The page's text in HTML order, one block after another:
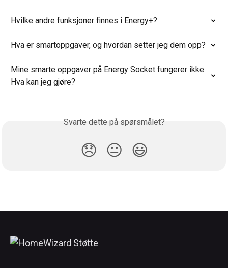
Hvilke andre funksjoner finnes i Energy+?
Hva er smartoppgaver, og hvordan setter jeg dem opp?
Mine smarte oppgaver på Energy Socket fungerer ikke.
Hva kan jeg gjøre?
Svarte dette på spørsmålet?
😞 😐 😃